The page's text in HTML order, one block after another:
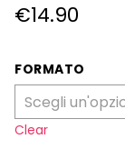
€14.90
FORMATO
Clear